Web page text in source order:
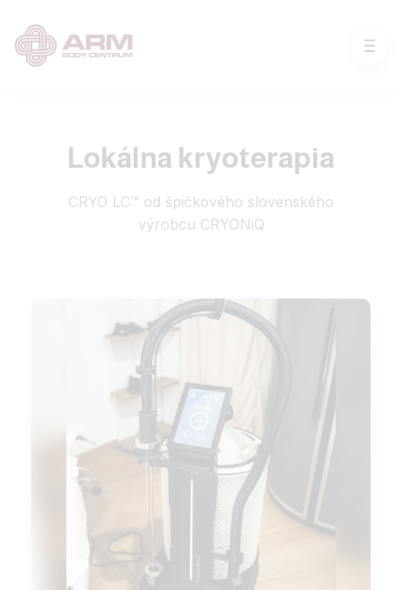
Lokálna kryoterapia
CRYO LC™ od špičkového slovenského
výrobcu CRYONiQ